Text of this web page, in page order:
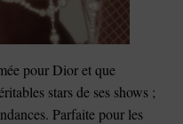
pour Dior et que
stars de ses shows ;
Parfaite pour les